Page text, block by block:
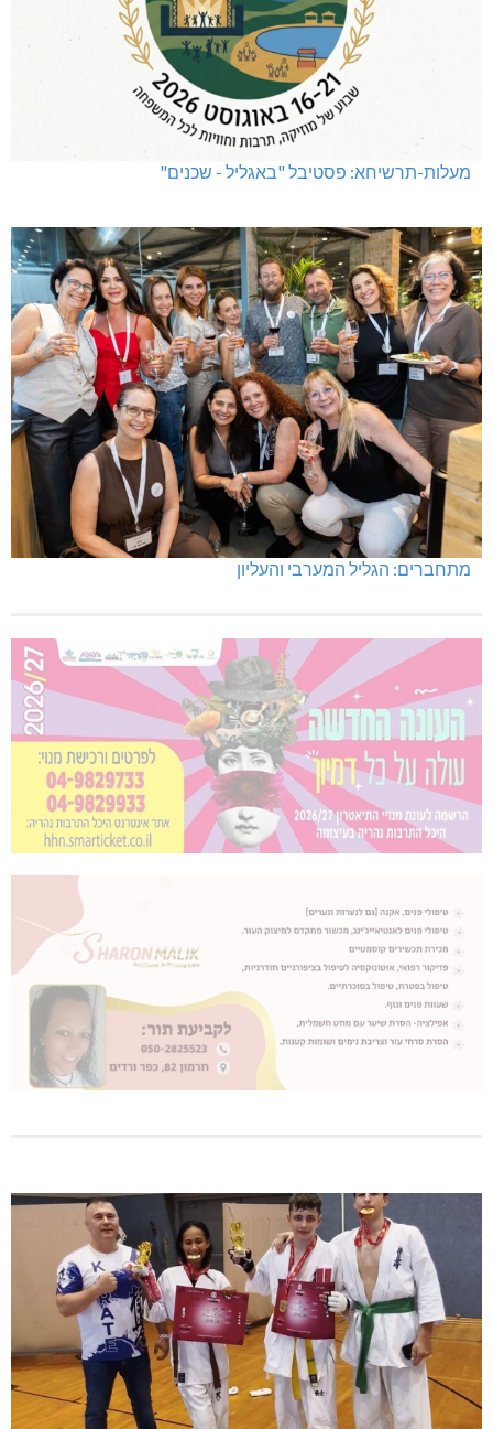
מעלות-תרשיחא: פסטיבל "באגליל - שכנים"
מתחברים: הגליל המערבי והעליון